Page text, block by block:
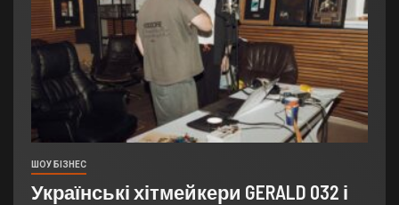
ШОУ БІЗНЕС
Українські хітмейкери GERALD 032 і